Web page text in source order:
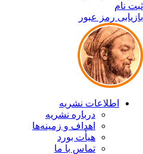
نام
رمز عبور
اطلاعات نشریه
درباره نشریه
اهداف و زمینه‌ها
هیأت بورد
تماس با ما